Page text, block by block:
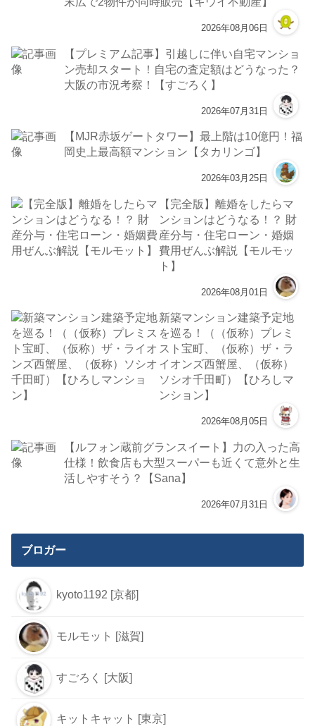
2026年08月06日
【プレミアム記事】引越しに伴い自宅マンショ
ン売却スタート！自宅の査定額はどうなった？
大阪の市況考察！【すごろく】
2026年07月31日
【MJR赤坂ゲートタワー】最上階は10億円！福
岡史上最高額マンション【タカリンゴ】
2026年03月25日
【完全版】離婚をしたらマ
ンションはどうなる！？ 財
産分与・住宅ローン・婚姻
費用ぜんぶ解説【モルモッ
ト】
2026年08月01日
新築マンション建築予定地
を巡る！（（仮称）プレミ
スト宝町、（仮称）ザ・ラ
イオンズ西蟹屋、（仮称）
ソシオ千田町）【ひろしマ
ンション】
2026年08月05日
【ルフォン蔵前グランスイート】力の入った高
仕様！飲食店も大型スーパーも近くて意外と生
活しやすそう？【Sana】
2026年07月31日
ブロガー
kyoto1192 [京都]
モルモット [滋賀]
すごろく [大阪]
キットキャット [東京]